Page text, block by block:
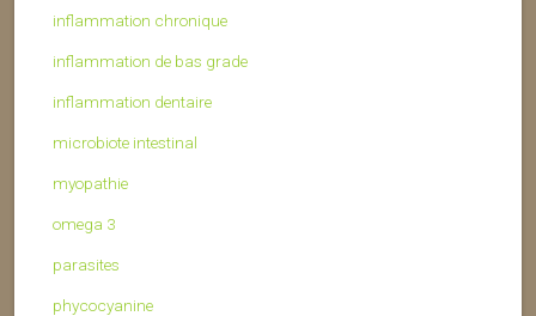
inflammation chronique
inflammation de bas grade
inflammation dentaire
microbiote intestinal
myopathie
omega 3
parasites
phycocyanine